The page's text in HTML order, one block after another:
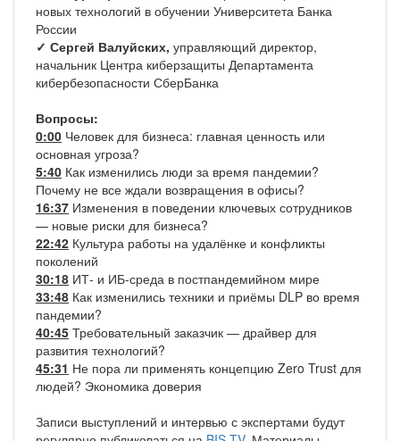
новых технологий в обучении Университета Банка
России
✓ Сергей Валуйских, управляющий директор,
начальник Центра киберзащиты Департамента
кибербезопасности СберБанка
Вопросы:
0:00 Человек для бизнеса: главная ценность или
основная угроза?
5:40 Как изменились люди за время пандемии?
Почему не все ждали возвращения в офисы?
16:37 Изменения в поведении ключевых сотрудников
— новые риски для бизнеса?
22:42 Культура работы на удалёнке и конфликты
поколений
30:18 ИТ- и ИБ-среда в постпандемийном мире
33:48 Как изменились техники и приёмы DLP во время
пандемии?
40:45 Требовательный заказчик — драйвер для
развития технологий?
45:31 Не пора ли применять концепцию Zero Trust для
людей? Экономика доверия
Записи выступлений и интервью с экспертами будут